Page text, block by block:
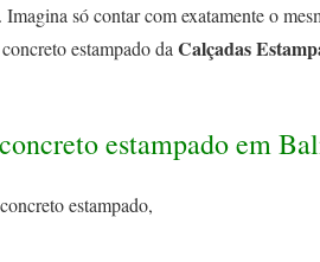
Imagina só contar com exatamente o
estampado da Calçadas
estampado em
estampado,